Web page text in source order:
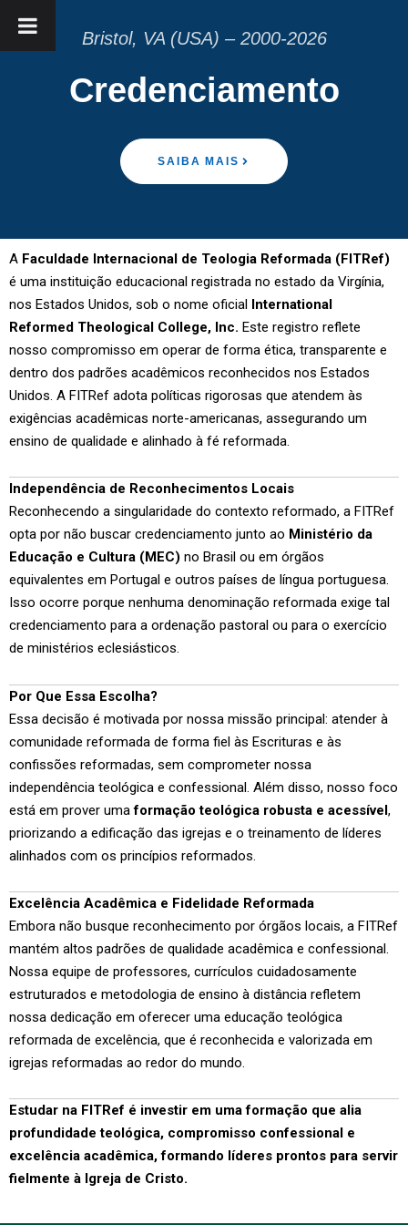
Bristol, VA (USA) – 2000-2026
Credenciamento
SAIBA MAIS
A Faculdade Internacional de Teologia Reformada (FITRef)
é uma instituição educacional registrada no estado da Virgínia,
nos Estados Unidos, sob o nome oficial International
Reformed Theological College, Inc. Este registro reflete
nosso compromisso em operar de forma ética, transparente e
dentro dos padrões acadêmicos reconhecidos nos Estados
Unidos. A FITRef adota políticas rigorosas que atendem às
exigências acadêmicas norte-americanas, assegurando um
ensino de qualidade e alinhado à fé reformada.
Independência de Reconhecimentos Locais
Reconhecendo a singularidade do contexto reformado, a FITRef
opta por não buscar credenciamento junto ao Ministério da
Educação e Cultura (MEC) no Brasil ou em órgãos
equivalentes em Portugal e outros países de língua portuguesa.
Isso ocorre porque nenhuma denominação reformada exige tal
credenciamento para a ordenação pastoral ou para o exercício
de ministérios eclesiásticos.
Por Que Essa Escolha?
Essa decisão é motivada por nossa missão principal: atender à
comunidade reformada de forma fiel às Escrituras e às
confissões reformadas, sem comprometer nossa
independência teológica e confessional. Além disso, nosso foco
está em prover umaformação teológica robusta e acessível,
priorizando a edificação das igrejas e o treinamento de líderes
alinhados com os princípios reformados.
Excelência Acadêmica e Fidelidade Reformada
Embora não busque reconhecimento por órgãos locais, a FITRef
mantém altos padrões de qualidade acadêmica e confessional.
Nossa equipe de professores, currículos cuidadosamente
estruturados e metodologia de ensino à distância refletem
nossa dedicação em oferecer uma educação teológica
reformada de excelência, que é reconhecida e valorizada em
igrejas reformadas ao redor do mundo.
Estudar na FITRef é investir em uma formação que alia
profundidade teológica, compromisso confessional e
excelência acadêmica, formando líderes prontos para servir
fielmente à Igreja de Cristo.